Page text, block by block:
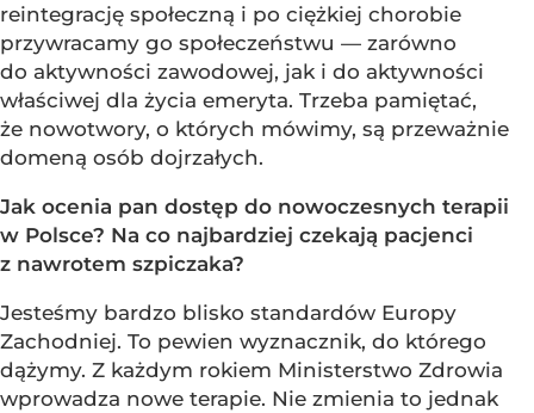
reintegrację społeczną i po ciężkiej chorobie
przywracamy go społeczeństwu — zarówno
do aktywności zawodowej, jak i do aktywności
właściwej dla życia emeryta. Trzeba pamiętać,
że nowotwory, o których mówimy, są przeważnie
domeną osób dojrzałych.
Jak ocenia pan dostęp do nowoczesnych terapii
w Polsce? Na co najbardziej czekają pacjenci
z nawrotem szpiczaka?
Jesteśmy bardzo blisko standardów Europy
Zachodniej. To pewien wyznacznik, do którego
dążymy. Z każdym rokiem Ministerstwo Zdrowia
wprowadza nowe terapie. Nie zmienia to jednak